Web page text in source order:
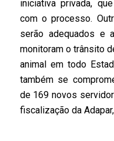
iniciativa privada,
com o processo.
serão adequados e
monitoram o trânsito
animal em todo
também se
de 169 novos
fiscalização da